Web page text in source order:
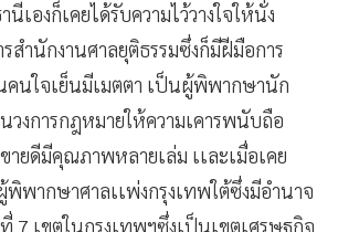
เองก็เคยได้รับความไว้วางใจให้นั่ง
รสำนักงานศาลยุติธรรมซึ่งก็มีฝีมือการ
คนใจเย็นมีเมตตา เป็นผู้พิพากษานัก
วงการกฎหมายให้ความเคารพนับถือ
ายดีมีคุณภาพหลายเล่ม เเละเมื่อเคย
พากษาศาลเเพ่งกรุงเทพใต้ซึ่งมีอำนาจ
7 เขตในกรุงเทพฯซึ่งเป็นเขตเศรษฐกิจ